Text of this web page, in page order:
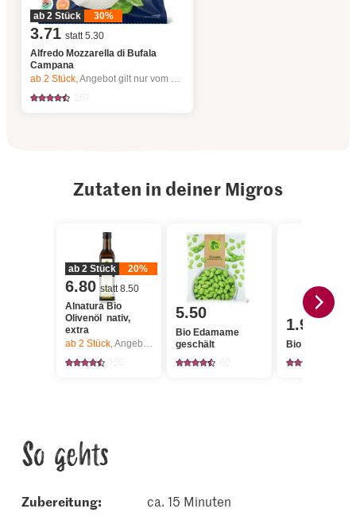
ab 2 Stück 30%
3.71 statt 5.30
Alfredo Mozzarella di Bufala
Campana
ab 2Stück,Angebot gilt nur vom 6.8. bis 12.8.2026, solange Vorrat.
Zutaten in deiner Migros
ab 2 Stück 20%
6.80 statt 8.50
Alnatura Bio
Olivenöl nativ,
extra
ab 2 Stück,Angebot gilt nur vom 6.8. bis 12.8.2026, solange Vorrat.
5.50
Bio Edamame
geschält
1.90
Bio
So gehts
Zubereitung: ca. 15 Minuten